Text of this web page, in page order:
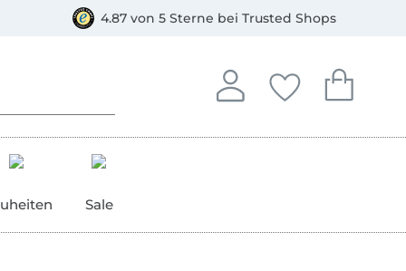
4.87 von 5 Sterne bei Trusted Shops
Anmelden
In deinem Konto
Deine
Du hast keine
Dein
Du hast
Sale